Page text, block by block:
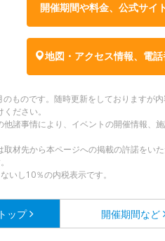
開催期間や料金、公式サイ
地図・アクセス情報、電
ものです。随時更新をしておりますが
ださい。
諸事情により、イベントの開催情報、
材先から本ページへの掲載の許諾をい
いし10％の内税表示です。
トップ 開催期間など